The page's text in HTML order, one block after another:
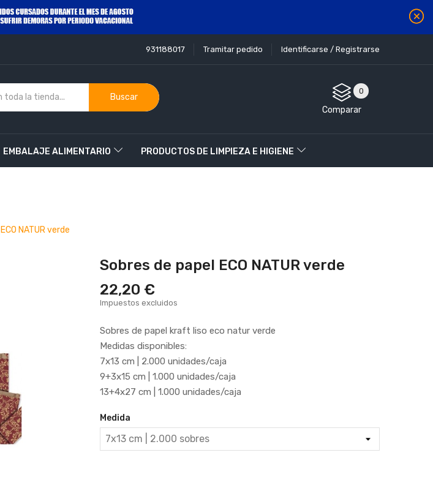
Identificarse / Registrarse
Tramitar pedido
931188017
Buscar
0
Comparar
EMBALAJE ALIMENTARIO PRODUCTOS DE LIMPIEZA E HIGIENE
NATUR verde
Sobres de papel ECO NATUR verde
22,20 €
Impuestos excluidos
Sobres de papel kraft liso eco natur verde
Medidas disponibles:
7x13 cm | 2.000 unidades/caja
9+3x15 cm | 1.000 unidades/caja
13+4x27 cm | 1.000 unidades/caja
Medida